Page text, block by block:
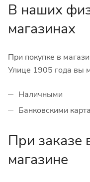
В наших
магазинах
При покупке в
Улице 1905 года вы
Наличными
Банковскими
При заказе
магазине